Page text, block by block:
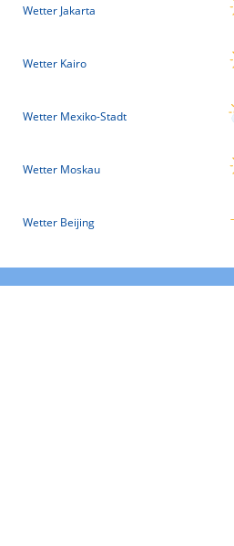
Wetter Jakarta
Wetter Kairo
Wetter Mexiko-Stadt
Wetter Moskau
Wetter Beijing